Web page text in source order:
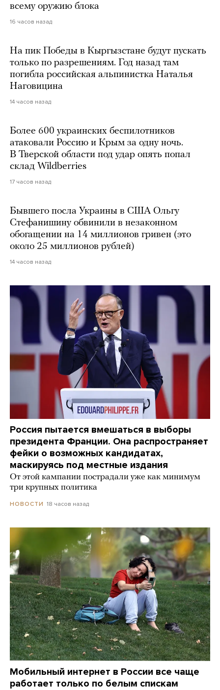
всему оружию блока
16 часов назад
На пик Победы в Кыргызстане будут пускать
только по разрешениям. Год назад там
погибла российская альпинистка Наталья
Наговицина
14 часов назад
Более 600 украинских беспилотников
атаковали Россию и Крым за одну ночь.
В Тверской области под удар опять попал
склад Wildberries
17 часов назад
Бывшего посла Украины в США Ольгу
Стефанишину обвинили в незаконном
обогащении на 14 миллионов гривен (это
около 25 миллионов рублей)
14 часов назад
Россия пытается вмешаться в выборы
президента Франции. Она распространяет
фейки о возможных кандидатах,
маскируясь под местные издания
От этой кампании пострадали уже как минимум
три крупных политика
НОВОСТИ 18 часов назад
Мобильный интернет в России все чаще
работает только по белым спискам